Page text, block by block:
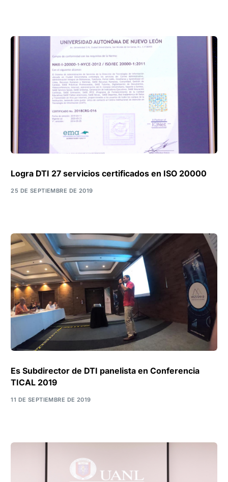
Logra DTI 27 servicios certificados en ISO 20000
25 DE SEPTIEMBRE DE 2019
Es Subdirector de DTI panelista en Conferencia
TICAL 2019
11 DE SEPTIEMBRE DE 2019